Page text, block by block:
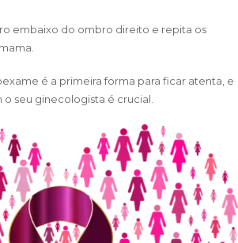
embaixo do ombro direito e repita os
é a primeira forma para ficar atenta, e
seu ginecologista é crucial.